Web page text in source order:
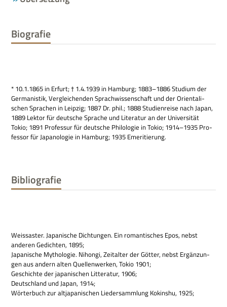
Biografie
* 10.1.1865 in Erfurt; † 1.4.1939 in Ham­burg; 1883–1886 Stu­dium der
Ger­ma­ni­stik, Ver­glei­chen­den Sprach­wis­sen­schaft und der Ori­en­ta­li­
schen Spra­chen in Leip­zig; 1887 Dr. phil.; 1888 Stu­di­en­reise nach Japan,
1889 Lek­tor für deut­sche Spra­che und Lite­ra­tur an der Uni­ver­si­tät
Tokio; 1891 Pro­fes­sur für deut­sche Phi­lo­lo­gie in Tokio; 1914–1935 Pro­
fes­sor für Japa­no­lo­gie in Ham­burg; 1935 Emeritierung.
Bibliografie
Weissa­ster. Japa­ni­sche Dich­tun­gen. Ein roman­ti­sches Epos, nebst
ande­ren Gedich­ten, 1895;
Japa­ni­sche Mytho­lo­gie. Nihongi, Zeit­al­ter der Göt­ter, nebst Ergän­zun­
gen aus andern alten Quel­len­wer­ken, Tokio 1901;
Geschichte der japa­ni­schen Lit­te­ra­tur, 1906;
Deutsch­land und Japan, 1914;
Wör­ter­buch zur alt­ja­pa­ni­schen Lie­der­samm­lung Kokin­shu, 1925;